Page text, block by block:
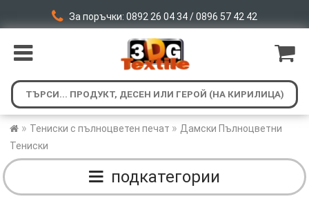
За поръчки: 0892 26 04 34 / 0896 57 42 42
» Тениски с пълноцветен печат » Дамски Пълноцветни
Тениски
подкатегории